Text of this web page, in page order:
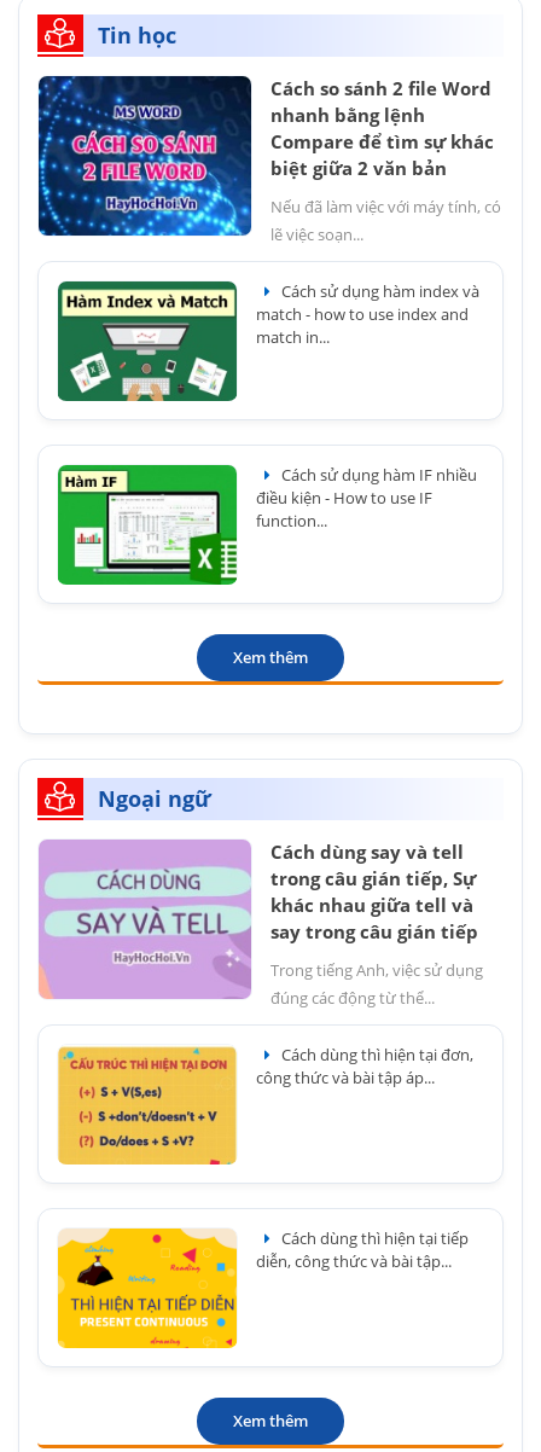
Tin học
Cách so sánh 2 file Word
nhanh bằng lệnh
Compare để tìm sự khác
biệt giữa 2 văn bản
Nếu đã làm việc với máy tính, có
lẽ việc soạn...
Cách sử dụng hàm index và
match - how to use index and
match in...
Cách sử dụng hàm IF nhiều
điều kiện - How to use IF
function...
Xem thêm
Ngoại ngữ
Cách dùng say và tell
trong câu gián tiếp, Sự
khác nhau giữa tell và
say trong câu gián tiếp
Trong tiếng Anh, việc sử dụng
đúng các động từ thể...
Cách dùng thì hiện tại đơn,
công thức và bài tập áp...
Cách dùng thì hiện tại tiếp
diễn, công thức và bài tập...
Xem thêm